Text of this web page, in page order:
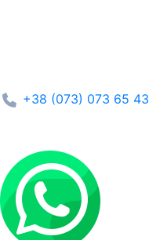
+38 (073) 073 65 43